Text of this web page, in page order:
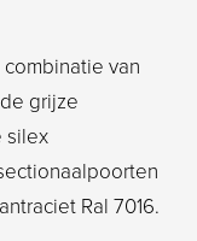
van
grijze
silex
Ral 7016.